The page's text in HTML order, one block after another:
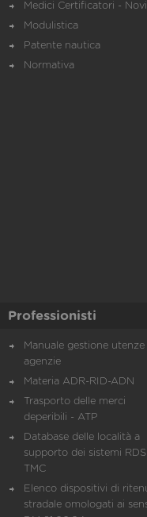
Medici Certificatori -
Modulistica
Patente nautica
Normativa
Professionisti
Manuale gestione utenze
agenzie
Materia ADR-RID-ADN
Trasporto delle merci
deperibili - ATP
Database delle località a
supporto dei sistemi RDS
TMC
Elenco dispositivi di
stradale omologati ai